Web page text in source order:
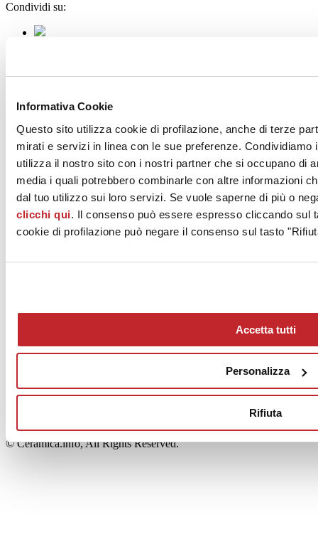
Informativa Cookie
Questo sito utilizza cookie di profilazione, anche di terze
mirati e servizi in linea con le sue preferenze.
utilizza il nostro sito con i nostri partner che si occupano di
media i quali potrebbero combinarle con altre informazioni
dal tuo utilizzo sui loro servizi. Se vuole saperne di più o
clicchi qui. Il consenso può essere espresso cliccando sul
cookie di profilazione può negare il consenso sul tasto
Accetta tutti
Personalizza
Rifiuta
Condividi su:
News
aziende
Edi.Cer S.p.a. Società unipersonale
Viale Monte Santo, 40 - 41049 Sassuolo (MO) - Italy
00853700367
Iscrizione al Registro delle Imprese: REA Modena 189678
© Ceramica.info, All Rights Reserved.